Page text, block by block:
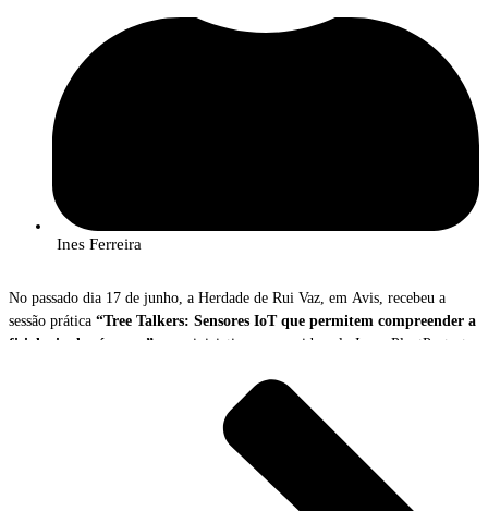
Ines Ferreira
No passado dia 17 de junho, a Herdade de Rui Vaz, em Avis, recebeu a
sessão prática “Tree Talkers: Sensores IoT que permitem compreender a
fisiologia das árvores” , uma iniciativa promovida pelo InnovPlantProtect,
A ação reuniu produtores, académicos, técnicos e representantes de
diferentes entidades interessados em conhecer uma tecnologia inovadora de
monitorização florestal capaz de recolher e transmitir, em tempo real,
informação detalhada sobre o estado fisiológico das árvores e as condições